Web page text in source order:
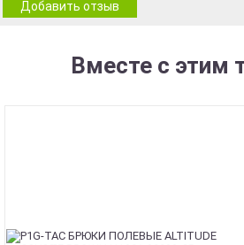
Добавить отзыв
Вместе с этим